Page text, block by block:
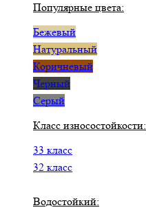
Популярные цвета:
Бежевый
Натуральный
Коричневый
Черный
Серый
Класс износостойкости:
33 класс
32 класс
Водостойкий: